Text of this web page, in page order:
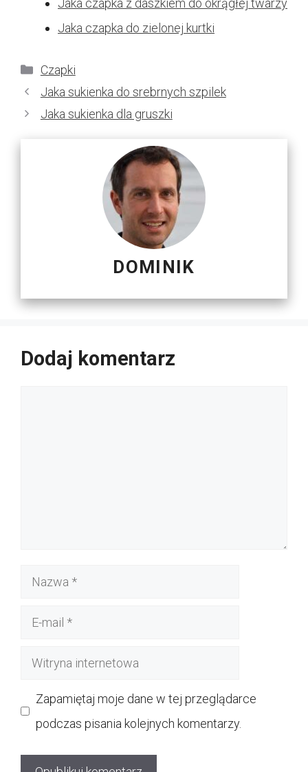
Jaka czapka z daszkiem do okrągłej twarzy
Jaka czapka do zielonej kurtki
Kategorie
Czapki
Jaka sukienka do srebrnych szpilek
Jaka sukienka dla gruszki
DOMINIK
Dodaj komentarz
Nazwa
Witryna
Zapamiętaj moje dane w tej przeglądarce
podczas pisania kolejnych komentarzy.